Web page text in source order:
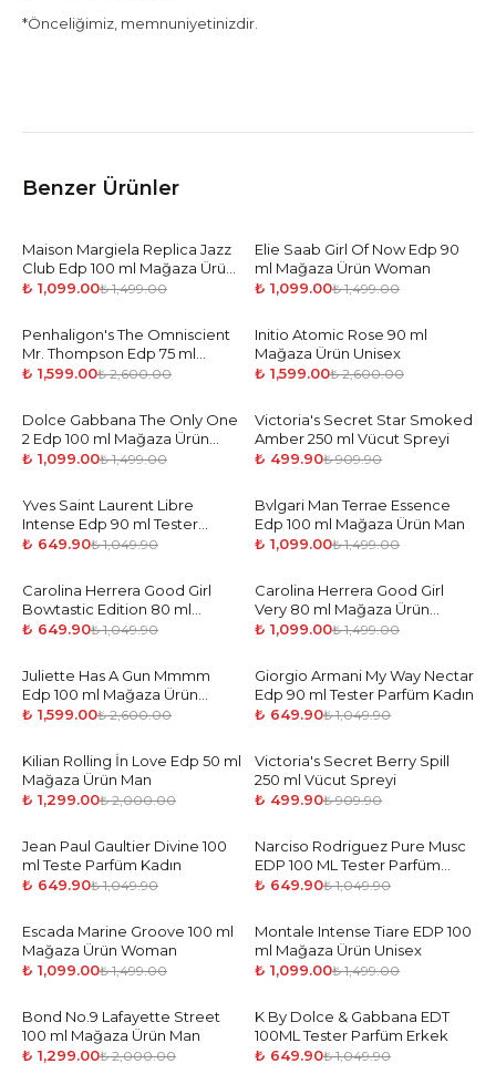
*Önceliğimiz, memnuniyetinizdir.
Benzer Ürünler
-27%
Maison Margiela Replica Jazz
Club Edp 100 ml Mağaza Ürün
Man
₺ 1,099.00₺ 1,499.00
-27%
Elie Saab Girl Of Now Edp 90
ml Mağaza Ürün Woman
₺ 1,099.00₺ 1,499.00
-39%
Penhaligon's The Omniscient
Mr. Thompson Edp 75 ml
Mağaza Ürün Unisex
₺ 1,599.00₺ 2,600.00
-39%
Initio Atomic Rose 90 ml
Mağaza Ürün Unisex
₺ 1,599.00₺ 2,600.00
-27%
Dolce Gabbana The Only One
2 Edp 100 ml Mağaza Ürün
Woman
₺ 1,099.00₺ 1,499.00
-45%
Victoria's Secret Star Smoked
Amber 250 ml Vücut Spreyi
₺ 499.90₺ 909.90
-38%
Yves Saint Laurent Libre
Intense Edp 90 ml Tester
Parfüm Kadın
₺ 649.90₺ 1,049.90
-27%
Bvlgari Man Terrae Essence
Edp 100 ml Mağaza Ürün Man
₺ 1,099.00₺ 1,499.00
-38%
Carolina Herrera Good Girl
Bowtastic Edition 80 ml
Mağaz Ürün Woman
₺ 649.90₺ 1,049.90
-27%
Carolina Herrera Good Girl
Very 80 ml Mağaza Ürün
Woman
₺ 1,099.00₺ 1,499.00
-39%
Juliette Has A Gun Mmmm
Edp 100 ml Mağaza Ürün
Unisex
₺ 1,599.00₺ 2,600.00
-38%
Giorgio Armani My Way Nectar
Edp 90 ml Tester Parfüm Kadın
₺ 649.90₺ 1,049.90
-35 %
Kilian Rolling İn Love Edp 50 ml
Mağaza Ürün Man
₺ 1,299.00₺ 2,000.00
-45%
Victoria's Secret Berry Spill
250 ml Vücut Spreyi
₺ 499.90₺ 909.90
-38%
Jean Paul Gaultier Divine 100
ml Teste Parfüm Kadın
₺ 649.90₺ 1,049.90
-38%
Narciso Rodriguez Pure Musc
EDP 100 ML Tester Parfüm
Kadın
₺ 649.90₺ 1,049.90
-27%
Escada Marine Groove 100 ml
Mağaza Ürün Woman
₺ 1,099.00₺ 1,499.00
-27%
Montale Intense Tiare EDP 100
ml Mağaza Ürün Unisex
₺ 1,099.00₺ 1,499.00
-35 %
Bond No.9 Lafayette Street
100 ml Mağaza Ürün Man
₺ 1,299.00₺ 2,000.00
-38%
K By Dolce & Gabbana EDT
100ML Tester Parfüm Erkek
₺ 649.90₺ 1,049.90